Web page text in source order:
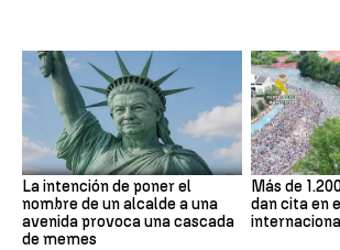
La intención de poner el
nombre de un alcalde a una
avenida provoca una cascada
de memes
Más de
dan cita en